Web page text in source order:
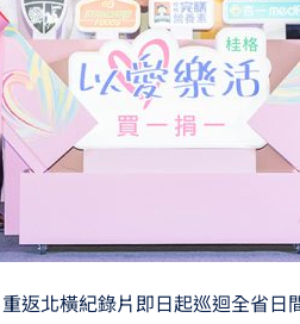
返北橫紀錄片即日起巡迴全省日